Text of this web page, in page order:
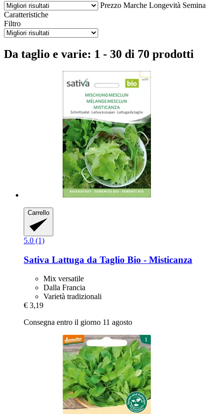
Prezzo Marche Longevità Semina
Caratteristiche
Filtro
Da taglio e varie: 1 - 30 di 70 prodotti
Carrello
5.0 (1)
Sativa Lattuga da Taglio Bio -​ Misticanza
Mix versatile
Dalla Francia
Varietà tradizionali
€ 3,19
Consegna entro il giorno 11 agosto